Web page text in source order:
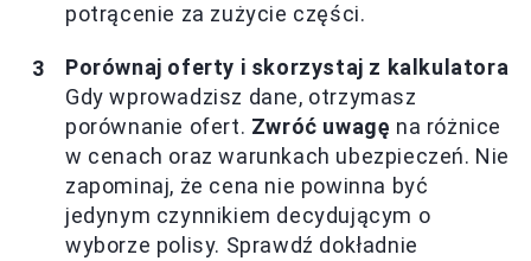
potrącenie za zużycie części.
Porównaj oferty i skorzystaj z kalkulatora
Gdy wprowadzisz dane, otrzymasz
porównanie ofert. Zwróć uwagę na różnice
w cenach oraz warunkach ubezpieczeń. Nie
zapominaj, że cena nie powinna być
jedynym czynnikiem decydującym o
wyborze polisy. Sprawdź dokładnie